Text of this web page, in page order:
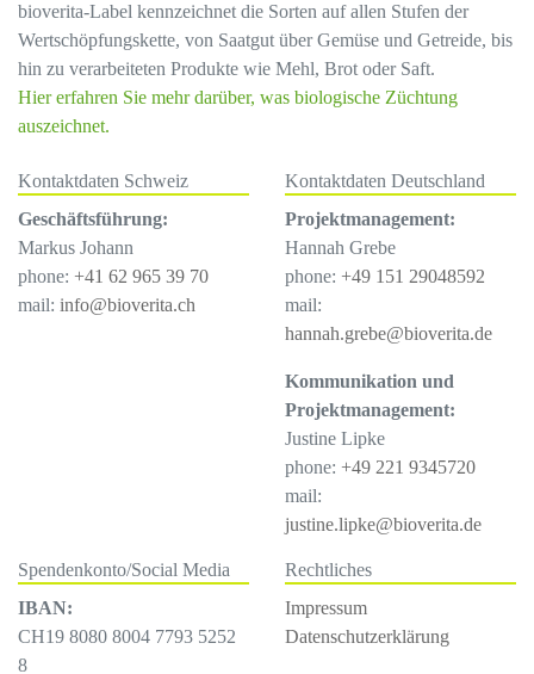
bioverita-Label kennzeichnet die Sorten auf allen Stufen der
Wertschöpfungskette, von Saatgut über Gemüse und Getreide, bis
hin zu verarbeiteten Produkte wie Mehl, Brot oder Saft.
Hier erfahren Sie mehr darüber, was biologische Züchtung
auszeichnet.
Kontaktdaten Schweiz
Geschäftsführung:
Markus Johann
phone: +41 62 965 39 70
mail: info@bioverita.ch
Kontaktdaten Deutschland
Projektmanagement:
Hannah Grebe
phone: +49 151 29048592
mail:
hannah.grebe@bioverita.de
Kommunikation und
Projektmanagement:
Justine Lipke
phone: +49 221 9345720
mail:
justine.lipke@bioverita.de
Spendenkonto/Social Media
IBAN:
CH19 8080 8004 7793 5252
8
Rechtliches
Impressum
Datenschutzerklärung